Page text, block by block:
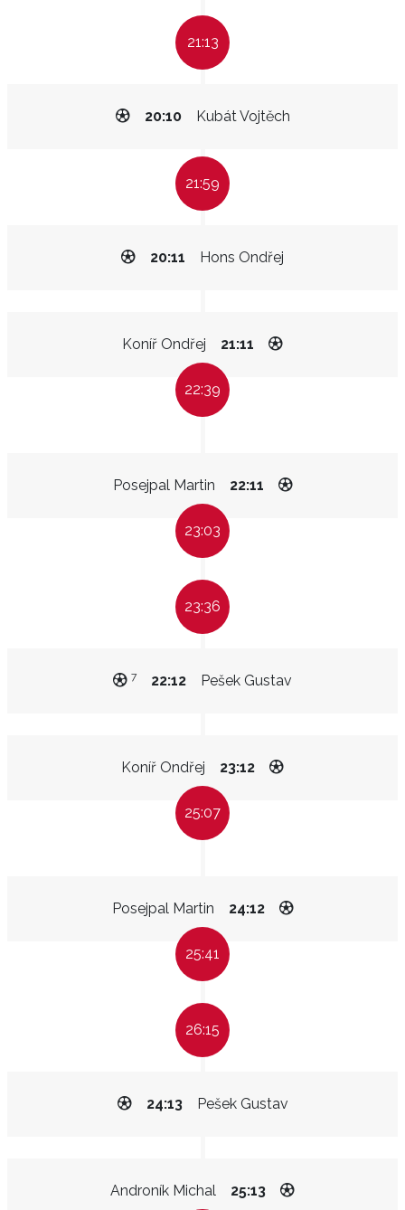
21:13
Kubát Vojtěch
20:10
21:59
Hons Ondřej
20:11
Koníř Ondřej 21:11
22:39
Posejpal Martin 22:11
23:03
23:36
Pešek Gustav
22:12
7
Koníř Ondřej 23:12
25:07
Posejpal Martin 24:12
25:41
26:15
Pešek Gustav
24:13
Androník Michal 25:13